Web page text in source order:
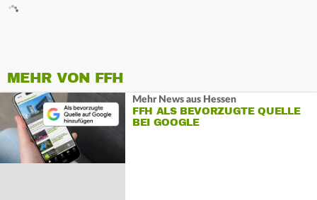
MEHR VON FFH
Mehr News aus Hessen
FFH ALS BEVORZUGTE QUELLE
BEI GOOGLE